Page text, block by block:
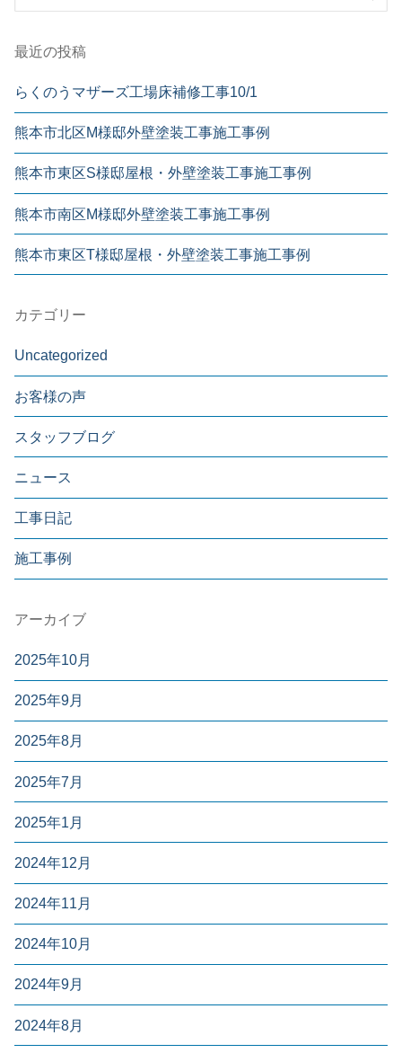
最近の投稿
らくのうマザーズ工場床補修工事10/1
熊本市北区M様邸外壁塗装工事施工事例
熊本市東区S様邸屋根・外壁塗装工事施工事例
熊本市南区M様邸外壁塗装工事施工事例
熊本市東区T様邸屋根・外壁塗装工事施工事例
カテゴリー
Uncategorized
お客様の声
スタッフブログ
ニュース
工事日記
施工事例
アーカイブ
2025年10月
2025年9月
2025年8月
2025年7月
2025年1月
2024年12月
2024年11月
2024年10月
2024年9月
2024年8月